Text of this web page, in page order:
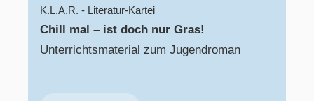
K.L.A.R. - Literatur-Kartei
Chill mal – ist doch nur Gras!
Unterrichtsmaterial zum Jugendroman